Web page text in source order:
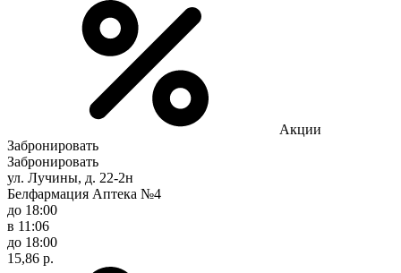
Акции
Забронировать
Забронировать
ул. Лучины, д. 22-2н
Белфармация Аптека №4
до 18:00
в 11:06
до 18:00
15,86 р.